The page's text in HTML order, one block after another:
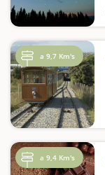
a 9,7 Km's
a 9,4 Km's